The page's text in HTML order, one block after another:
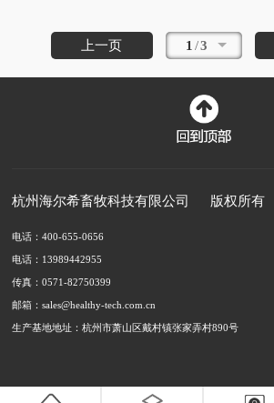
上一页 1 /3
杭州海尔希畜牧科技有限公司 版权所有
电话：400-655-0656
电话：13989442955
传真：0571-82750399
邮箱：sales@healthy-tech.com.cn
生产基地地址：杭州市萧山区戴村镇张家弄村890号